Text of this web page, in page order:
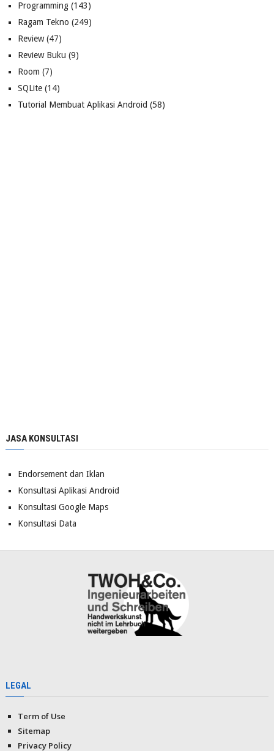
Programming(143)
Ragam Tekno (249)
Review(47)
Review Buku (9)
Room (7)
SQLite(14)
Tutorial Membuat Aplikasi Android (58)
JASA KONSULTASI
Endorsement dan Iklan
Konsultasi Aplikasi Android
Konsultasi Google Maps
Konsultasi Data
LEGAL
Term of Use
Sitemap
Privacy Policy